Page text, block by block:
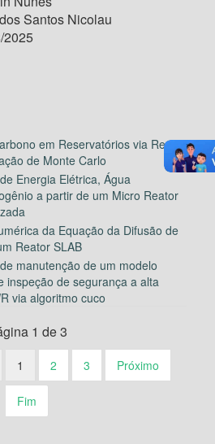
Santos Nicolau
2025
em Reservatórios via Redes
de Monte Carlo
Energia Elétrica, Água
a partir de um Micro Reator
da Equação da Difusão de
Reator SLAB
manutenção de um modelo
inspeção de segurança a alta
via algoritmo cuco
1 de 3
1 2 3 Próximo
Fim